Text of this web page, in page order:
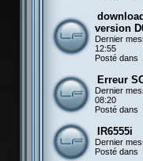
version
Dernier
12:55
Posté dans
Erreur
Dernier
08:20
Posté dans
IR6555i
Dernier
Posté dans